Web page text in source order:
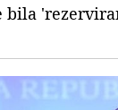
bila